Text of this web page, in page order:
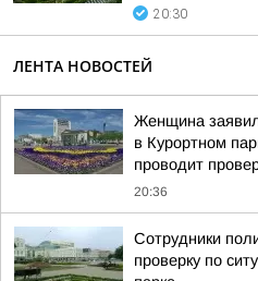
20:30
ЛЕНТА НОВОСТЕЙ
Женщина
в Курортном
проводит
20:36
Сотрудники
проверку по